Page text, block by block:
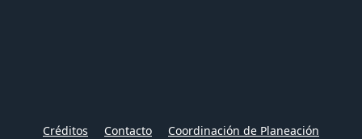
Créditos Contacto Coordinación de Planeación